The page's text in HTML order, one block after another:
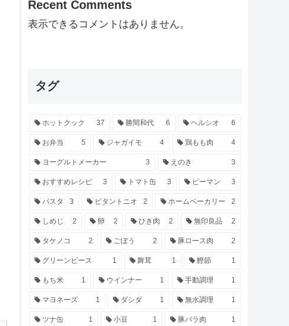
Recent Comments
表示できるコメントはありません。
タグ
ホットクック 37 勝間和代 6 ヘルシオ 6
お弁当 5 ジャガイモ 4 鶏もも肉 4
ヨーグルトメーカー 3 えのき 3
おすすめレシピ 3 トマト缶 3 ピーマン 3
パスタ 3 ビタントニオ 2 ホームベーカリー 2
しめじ 2 卵 2 ひき肉 2 無印良品 2
タケノコ 2 ごぼう 2 豚ロース肉 2
グリーンピース 1 舞茸 1 鰹節 1
もち米 1 ウインナー 1 手動調理 1
マヨネーズ 1 ダシダ 1 無水調理 1
ツナ缶 1 小豆 1 豚バラ肉 1